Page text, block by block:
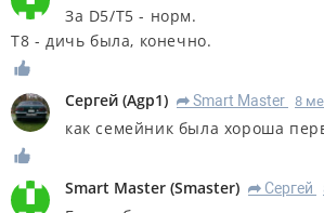
За D5/T5 - норм.
T8 - дичь была, конечно.
Сергей (Agp1) R Smart Master 8
как семейник была хороша
Smart Master (Smaster) R Сергей